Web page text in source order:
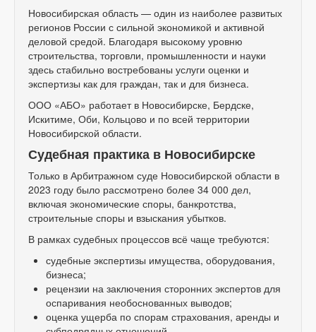
Новосибирская область — один из наиболее развитых
регионов России с сильной экономикой и активной
деловой средой. Благодаря высокому уровню
строительства, торговли, промышленности и науки
здесь стабильно востребованы услуги оценки и
экспертизы как для граждан, так и для бизнеса.
ООО «АБО» работает в Новосибирске, Бердске,
Искитиме, Оби, Кольцово и по всей территории
Новосибирской области.
Судебная практика в Новосибирске
Только в Арбитражном суде Новосибирской области в
2023 году было рассмотрено более 34 000 дел,
включая экономические споры, банкротства,
строительные споры и взыскания убытков.
В рамках судебных процессов всё чаще требуются:
судебные экспертизы имущества, оборудования,
бизнеса;
рецензии на заключения сторонних экспертов для
оспаривания необоснованных выводов;
оценка ущерба по спорам страхования, аренды и